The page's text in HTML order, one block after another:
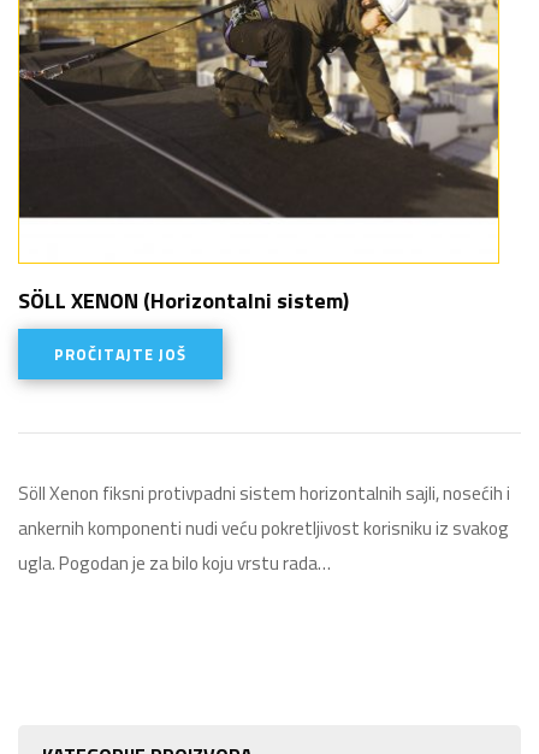
SÖLL XENON (Horizontalni sistem)
PROČITAJTE JOŠ
Söll Xenon fiksni protivpadni sistem horizontalnih sajli, nosećih i
ankernih komponenti nudi veću pokretljivost korisniku iz svakog
ugla. Pogodan je za bilo koju vrstu rada…